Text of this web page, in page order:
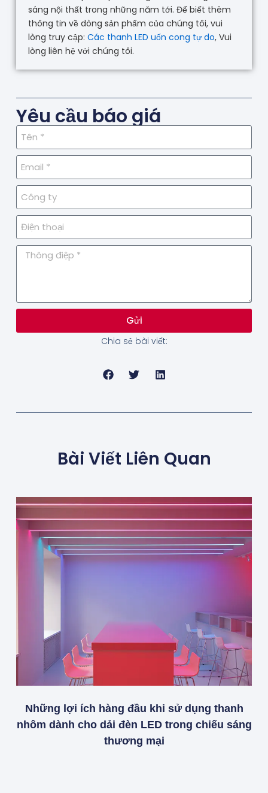
sáng nội thất trong những năm tới. Để biết thêm
thông tin về dòng sản phẩm của chúng tôi, vui
lòng truy cập: Các thanh LED uốn cong tự do, Vui
lòng liên hệ với chúng tôi.
Yêu cầu báo giá
Gửi
Chia sẻ bài viết:
Bài Viết Liên Quan
Những lợi ích hàng đầu khi sử dụng thanh
nhôm dành cho dải đèn LED trong chiếu sáng
thương mại